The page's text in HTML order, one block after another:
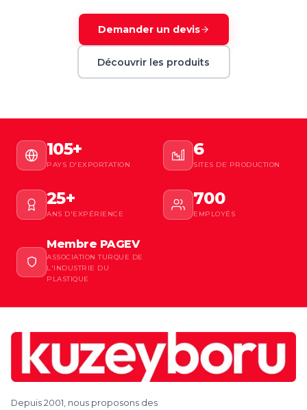
Demander un devis
Découvrir les produits
105+
PAYS D'EXPORTATION
6
SITES DE PRODUCTION
25+
ANS D'EXPÉRIENCE
700
EMPLOYÉS
Membre PAGEV
ASSOCIATION TURQUE DE
L'INDUSTRIE DU
PLASTIQUE
Depuis 2001, nous proposons des